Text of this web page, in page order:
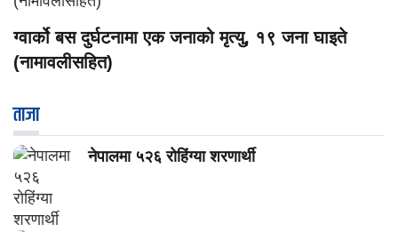
ग्वार्को बस दुर्घटनामा एक जनाको मृत्यु, १९ जना घाइते
(नामावलीसहित)
ताजा
नेपालमा ५२६ रोहिंग्या शरणार्थी